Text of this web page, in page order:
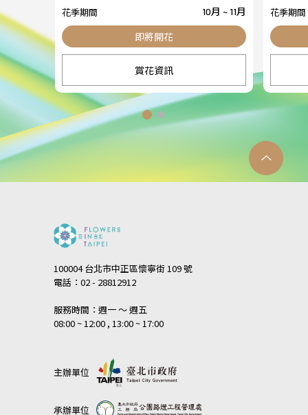
花季期間 10月 ~ 11月
賞花資訊
花季期間
100004 台北市中正區懷寧街 109 號
電話：02 - 28812912
服務時間：週一 ～ 週五
08:00 ~ 12:00 , 13:00 ~ 17:00
主辦單位
承辦單位